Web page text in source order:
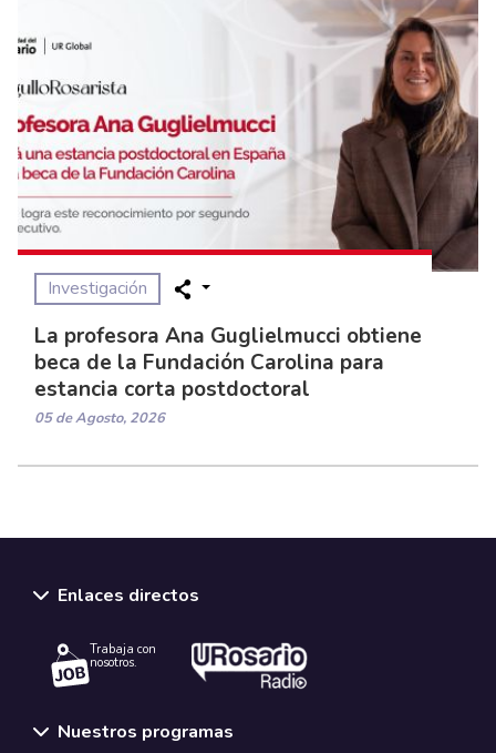
Investigación
La profesora Ana Guglielmucci obtiene
beca de la Fundación Carolina para
estancia corta postdoctoral
05 de Agosto, 2026
Enlaces directos
Trabaja con
nosotros.
Nuestros programas